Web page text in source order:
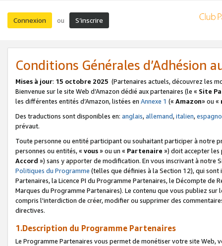
Connexion ou S’inscrire
Conditions Générales d’Adhésion
Mises à jour: 15 octobre 2025 (Partenaires actuels, découvrez les
Bienvenue sur le site Web d’Amazon dédié aux partenaires (le « Site
les différentes entités d’Amazon, listées en Annexe 1 (« Amazon» ou «
Des traductions sont disponibles en: anglais,allemand,italien,
prévaut.
Toute personne ou entité participant ou souhaitant participer à notre
personnes ou entités, « vous» ou un « Partenaire ») doit accepter les
Accord ») sans y apporter de modification. En vous inscrivant à notre
Politiques du Programme (telles que définies à la Section 12), qui
Partenaires, la Licence PI du Programme Partenaires, le Décompte de
Marques du Programme Partenaires). Le contenu que vous publiez
compris l'interdiction de créer, modifier ou supprimer des
directives.
1.Description du Programme Partenaires
Le Programme Partenaires vous permet de monétiser votre site Web,